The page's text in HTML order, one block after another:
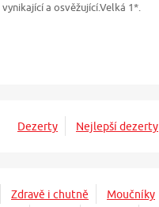
vynikající a osvěžující.Velká 1*.
Dezerty Nejlepší dezerty
Zdravě i chutně
Moučníky